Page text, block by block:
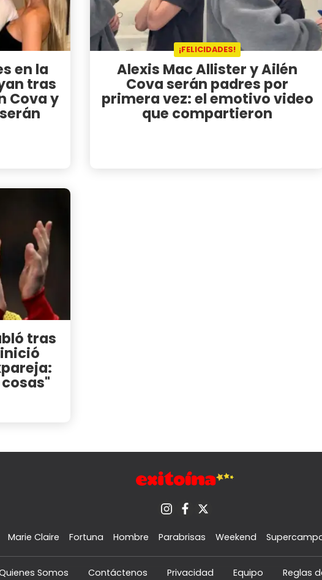
en la
tras
Cova y
¡FELICIDADES!
Alexis Mac Allister y Ailén
Cova serán padres por
primera vez: el emotivo video
que compartieron
tras
Marie Claire Fortuna Hombre Parabrisas Weekend
Somos Contáctenos Privacidad Equipo Reglas